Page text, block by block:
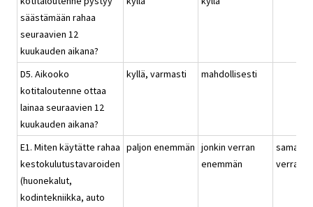
säästämään rahaa
seuraavien 12
kuukauden aikana?
D5. Aikooko
kotitaloutenne ottaa
lainaa seuraavien 12
kuukauden aikana?
kyllä, varmasti mahdollisesti
E1. Miten käytätte rahaa
kestokulutustavaroiden
(huonekalut,
kodintekniikka, auto
paljon enemmän jonkin verran
enemmän
saman
verran